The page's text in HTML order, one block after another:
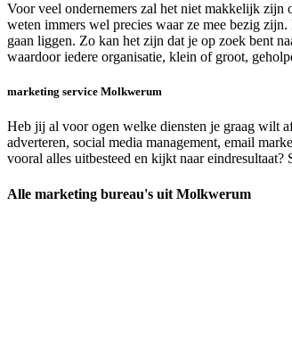
Voor veel ondernemers zal het niet makkelijk zijn
weten immers wel precies waar ze mee bezig
gaan liggen. Zo kan het zijn dat je op zoek bent
waardoor iedere organisatie, klein of groot,
marketing service Molkwerum
Heb jij al voor ogen welke diensten je graag wilt
adverteren, social media management, email
vooral alles uitbesteed en kijkt naar
Alle marketing bureau's uit Molkwerum